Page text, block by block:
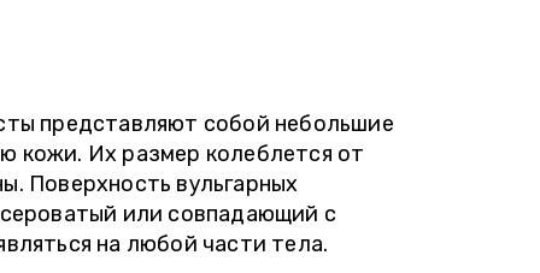
представляют собой небольшие
кожи. Их размер колеблется от
Поверхность вульгарных
или совпадающий с
на любой части тела.